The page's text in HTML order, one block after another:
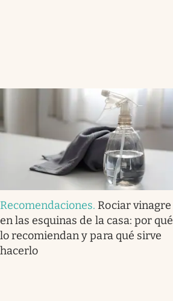
Recomendaciones. Rociar vinagre
en las esquinas de la casa: por qué
lo recomiendan y para qué sirve
hacerlo